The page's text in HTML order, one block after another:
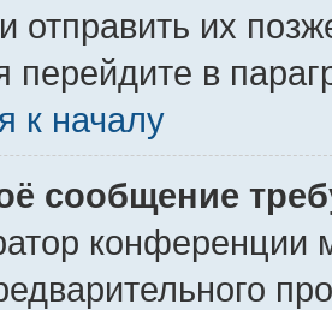
отправить их
перейдите в
к началу
сообщение
конференции